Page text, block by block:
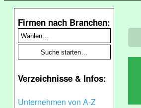
Firmen nach Branchen:
Verzeichnisse & Infos:
Unternehmen von A-Z